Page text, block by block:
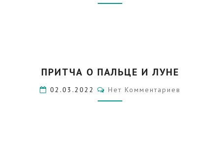
2023
О
И
ЛУНЕ
ПРИТЧА О ПАЛЬЦЕ И ЛУНЕ
02.03.2022 Комментарии
Нет Комментариев